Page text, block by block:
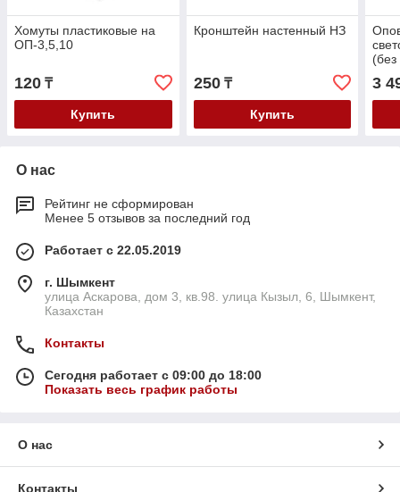
Хомуты пластиковые на
ОП-3,5,10
120 ₸
Купить
Кронштейн настенный НЗ
250₸
Купить
3
О нас
Рейтинг не сформирован
Менее 5 отзывов за последний год
Работает с 22.05.2019
г. Шымкент
улица Аскарова, дом 3, кв.98. улица Кызыл, 6, Шымкент,
Казахстан
Контакты
Сегодня работает с 09:00 до 18:00
Показать весь график работы
О нас
Контакты